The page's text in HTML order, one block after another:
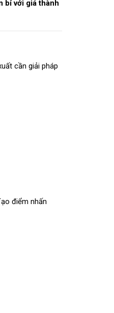
bỉ với giá thành
cần giải pháp
điểm nhấn